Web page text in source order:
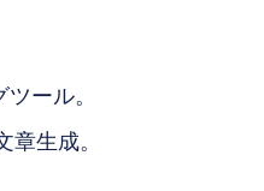
ール。
生成。